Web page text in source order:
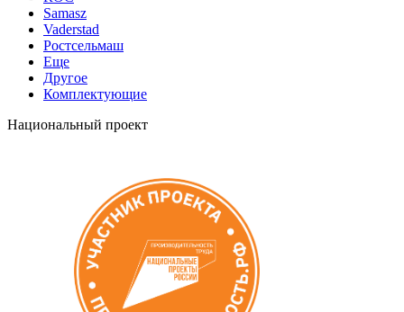
Samasz
Vaderstad
Ростсельмаш
Еще
Другое
Комплектующие
Национальный проект